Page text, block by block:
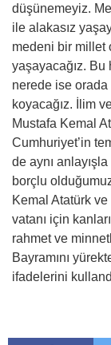
düşünemeyiz.
ile alakasız
medeni bir millet
yaşayacağız.
nerede ise orada
koyacağız. İlim
Mustafa Kemal
Cumhuriyet’in
de aynı
borçlu
Kemal Atatürk
vatanı için
rahmet ve
Bayramını
ifadelerini